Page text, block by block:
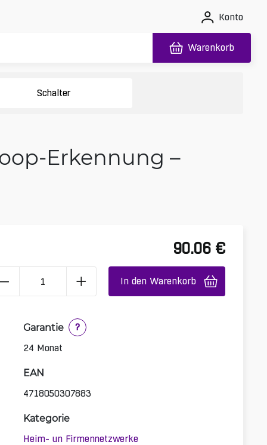
Konto
Warenkorb
Schalter
Erkennung –
90.06 €
In den Warenkorb
Garantie
?
24 Monat
EAN
4718050307883
Kategorie
Heim- un Firmennetzwerke